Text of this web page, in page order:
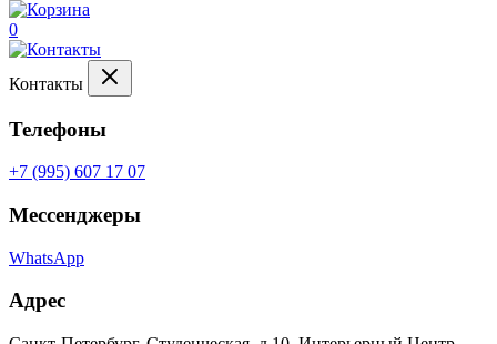
0
Контакты
Телефоны
+7 (995) 607 17 07
Мессенджеры
WhatsApp
Адрес